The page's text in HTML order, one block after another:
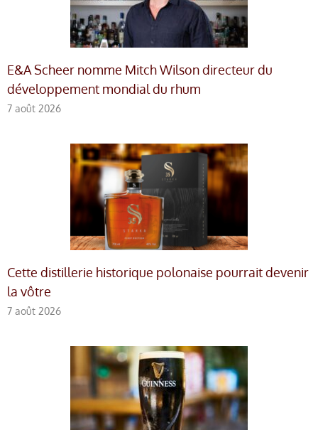
E&A Scheer nomme Mitch Wilson directeur du
développement mondial du rhum
7 août 2026
Cette distillerie historique polonaise pourrait devenir
la vôtre
7 août 2026